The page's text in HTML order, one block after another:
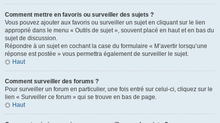
Comment mettre en favoris ou surveiller des sujets ?
Vous pouvez ajouter aux favoris ou surveiller un sujet en cliquant sur le lien
approprié dans le menu « Outils de sujet », souvent placé en haut et en bas du
sujet de discussion.
Répondre à un sujet en cochant la case du formulaire « M’avertir lorsqu’une
réponse est postée » vous permettra également de surveiller le sujet.
Haut
Comment surveiller des forums ?
Pour surveiller un forum en particulier, une fois entré sur celui-ci, cliquez sur le
lien « Surveiller ce forum » qui se trouve en bas de page.
Haut